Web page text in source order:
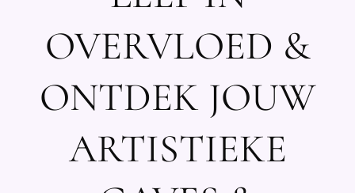
OVERVLOED &
ONTDEK JOUW
ARTISTIEKE